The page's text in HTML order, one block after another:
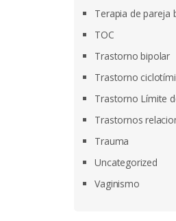
Terapia de pareja
TOC
Trastorno bipolar
Trastorno
Trastorno Límite
Trastornos
Trauma
Uncategorized
Vaginismo